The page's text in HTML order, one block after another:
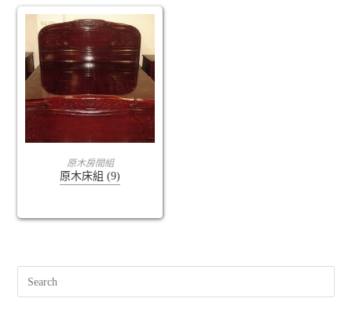
查看內容
原木房間組
原木床組 (9)